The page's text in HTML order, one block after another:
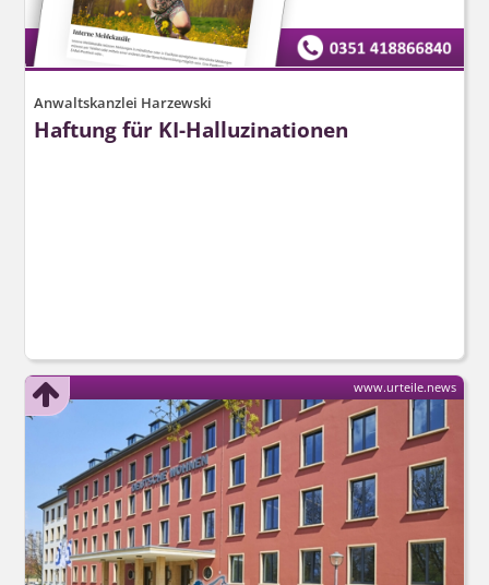
Anwaltskanzlei Harzewski
Haftung für KI-Halluzinationen
www.urteile.news